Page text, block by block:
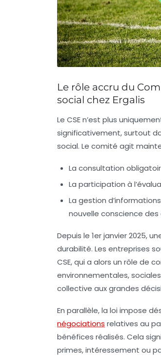
Le rôle accru du
social chez Ergalis
Le CSE n’est plus
significativement, surtout
social. Le comité agit
La consultation
La participation à
La gestion
nouvelle conscience des
Depuis le 1er janvier 2025,
durabilité. Les entreprises
CSE, qui a alors un rôle de
environnementales,
collective aux grandes
En parallèle, la loi impose
négociations relatives au
bénéfices réalisés. Cela
primes, intéressement ou